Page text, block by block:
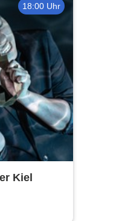
18:00 Uhr
Kiel